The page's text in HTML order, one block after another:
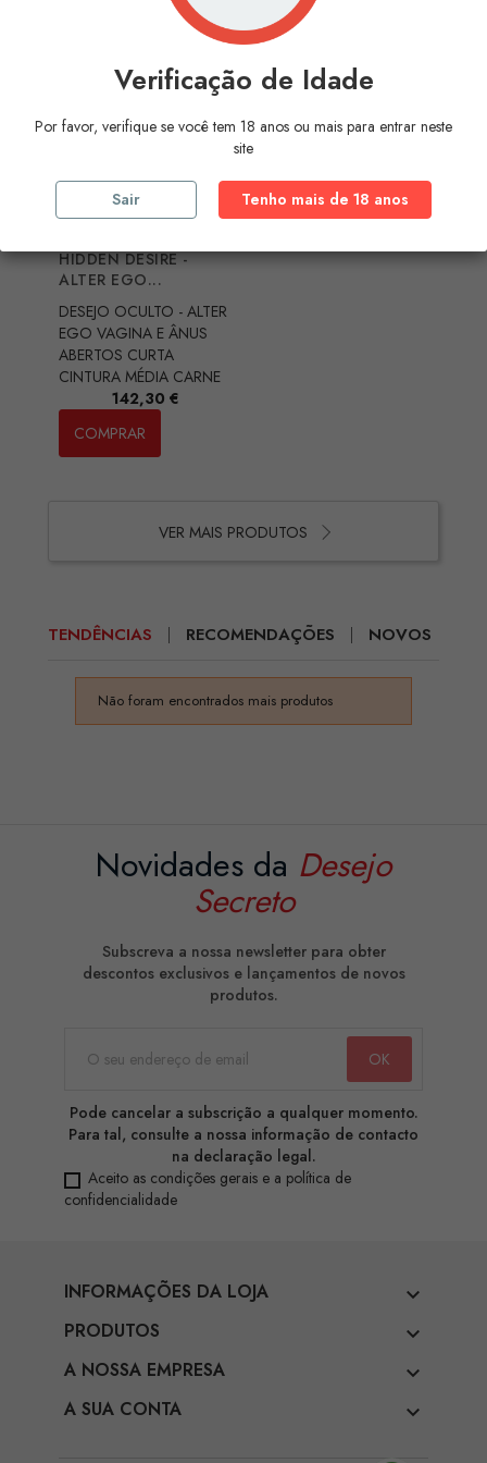
HIDDEN DESIRE -
ALTER EGO...
DESEJO OCULTO - ALTER
EGO VAGINA E ÂNUS
ABERTOS CURTA
CINTURA MÉDIA CARNE
Preço
142,30 €
COMPRAR
VER MAIS PRODUTOS
TENDÊNCIAS RECOMENDAÇÕES NOVOS
Não foram encontrados mais produtos
Novidades da Desejo
Secreto
Subscreva a nossa newsletter para obter
descontos exclusivos e lançamentos de novos
produtos.
Pode cancelar a subscrição a qualquer momento.
Para tal, consulte a nossa informação de contacto
na declaração legal.
Aceito as condições gerais e a política de
confidencialidade
INFORMAÇÕES DA LOJA 
PRODUTOS 
A NOSSA EMPRESA 
A SUA CONTA 
Verificação de Idade
Por favor, verifique se você tem 18 anos ou mais para entrar neste
site
Sair Tenho mais de 18 anos